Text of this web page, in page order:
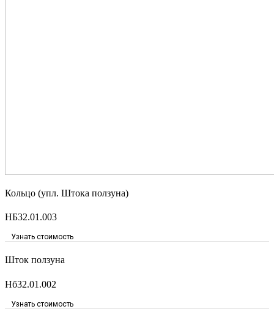
Кольцо (упл. Штока ползуна)
НБ32.01.003
Узнать стоимость
Шток ползуна
Нб32.01.002
Узнать стоимость